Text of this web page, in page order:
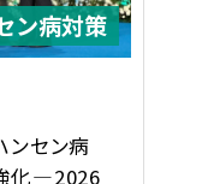
ン病対策
ンセン病
化―2026